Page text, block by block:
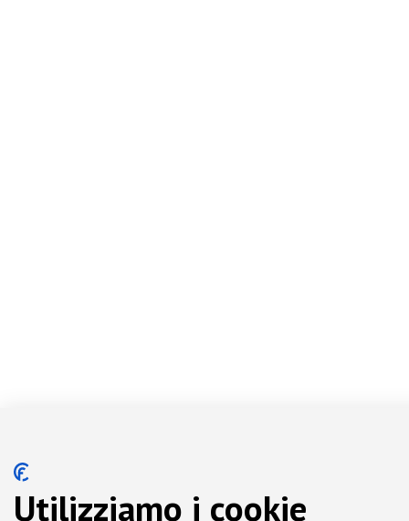
Utilizziamo i cookie